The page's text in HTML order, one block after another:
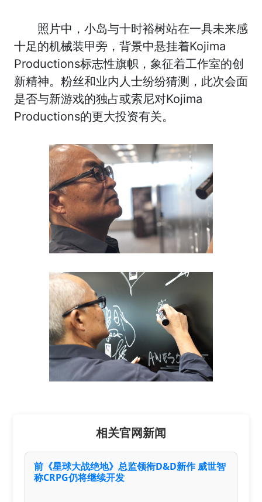
照片中，小岛与十时裕树站在一具未来感
十足的机械装甲旁，背景中悬挂着Kojima
Productions标志性旗帜，象征着工作室的创
新精神。粉丝和业内人士纷纷猜测，此次会面
是否与新游戏的独占或索尼对Kojima
Productions的更大投资有关。
相关官网新闻
前《星球大战绝地》总监领衔D&D新作 威世智
称CRPG仍将继续开发